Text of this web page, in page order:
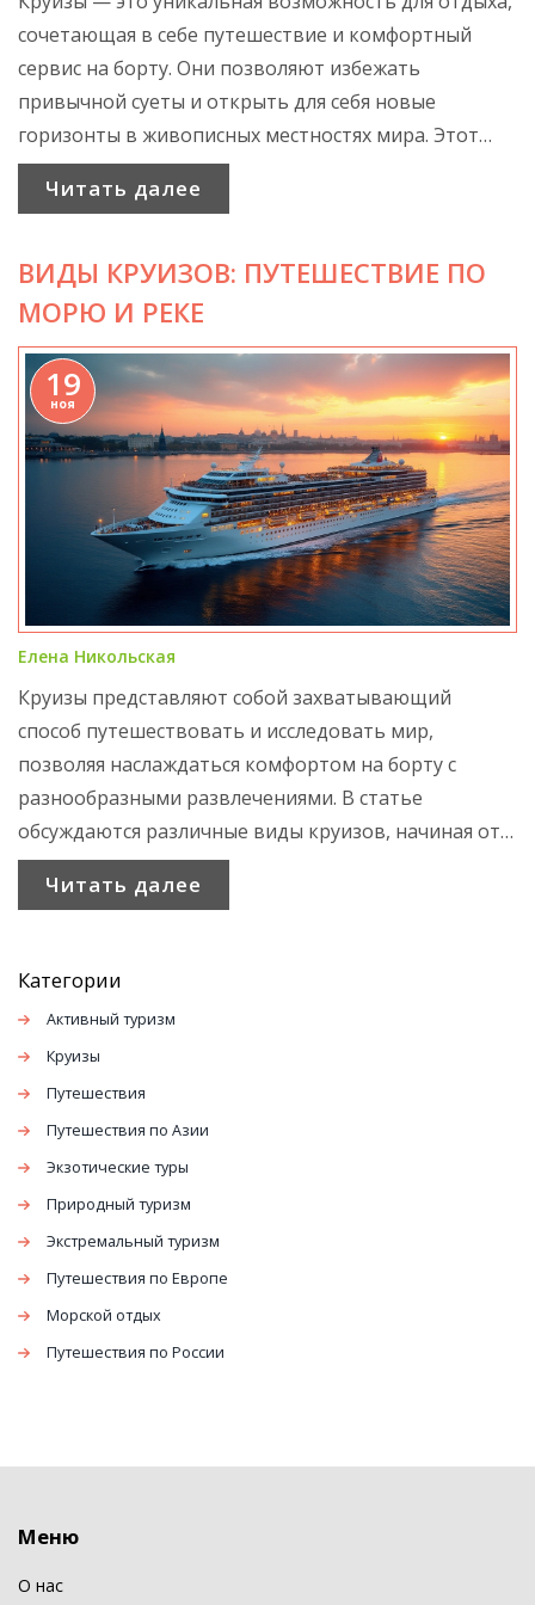
сочетающая в себе путешествие и комфортный
сервис на борту. Они позволяют избежать
привычной суеты и открыть для себя новые
горизонты в живописных местностях мира. Этот
формат путешествий набирает популярность
благодаря разнообразию маршрутов и
каждому, кто хочет попробовать нечто новое.
Узнайте больше о смысле и привлекательности
выбору подходящего маршрута.
Читать далее
ВИДЫ КРУИЗОВ: ПУТЕШЕСТВИЕ ПО
МОРЮ И РЕКЕ
19
ноя
Елена Никольская
Круизы представляют собой захватывающий
способ путешествовать и исследовать мир,
позволяя наслаждаться комфортом на борту с
разнообразными развлечениями. В статье
обсуждаются различные виды круизов, начиная от
морских, речных и экспедиционных.
Рассматриваются такие аспекты, как маршруты и
факты и советы помогут максимально
использовать ваше круизное приключение.
Читать далее
Категории
Активный туризм
Круизы
Путешествия
Путешествия по Азии
Экзотические туры
Природный туризм
Экстремальный туризм
Путешествия по Европе
Морской отдых
Путешествия по России
Меню
О нас